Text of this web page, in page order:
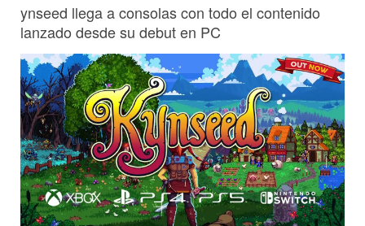
ynseed llega a consolas con todo el contenido
lanzado desde su debut en PC